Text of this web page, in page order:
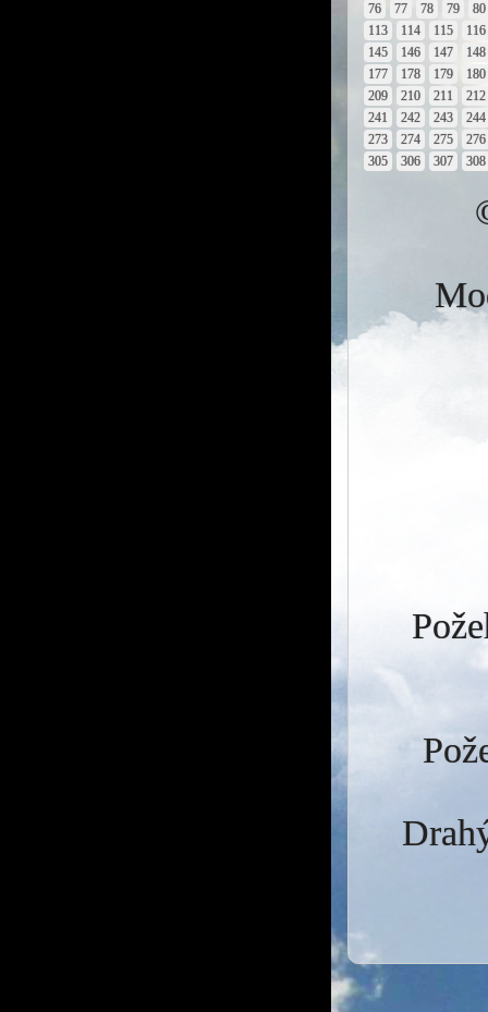
76
77 78 79
80
113
114 115
116
145
146 147
148
177
178 179
180
209
210 211
212
241
242 243
244
273
274 275
276
305
306 307 308